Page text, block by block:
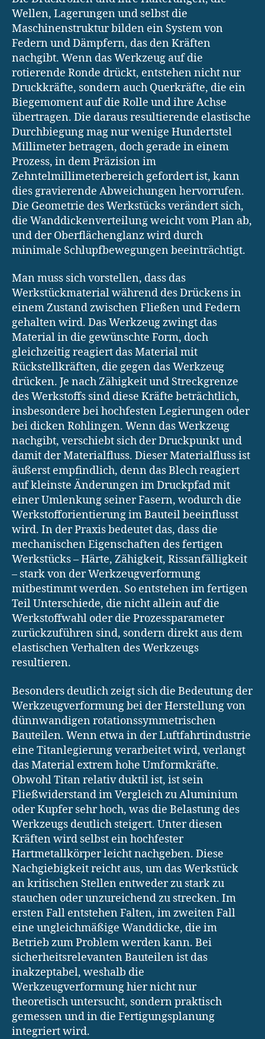
Wellen, Lagerungen und selbst die
Maschinenstruktur bilden ein System von
Federn und Dämpfern, das den Kräften
nachgibt. Wenn das Werkzeug auf die
rotierende Ronde drückt, entstehen nicht nur
Druckkräfte, sondern auch Querkräfte, die ein
Biegemoment auf die Rolle und ihre Achse
übertragen. Die daraus resultierende elastische
Durchbiegung mag nur wenige Hundertstel
Millimeter betragen, doch gerade in einem
Prozess, in dem Präzision im
Zehntelmillimeterbereich gefordert ist, kann
dies gravierende Abweichungen hervorrufen.
Die Geometrie des Werkstücks verändert sich,
die Wanddickenverteilung weicht vom Plan ab,
und der Oberflächenglanz wird durch
minimale Schlupfbewegungen beeinträchtigt.
Man muss sich vorstellen, dass das
Werkstückmaterial während des Drückens in
einem Zustand zwischen Fließen und Federn
gehalten wird. Das Werkzeug zwingt das
Material in die gewünschte Form, doch
gleichzeitig reagiert das Material mit
Rückstellkräften, die gegen das Werkzeug
drücken. Je nach Zähigkeit und Streckgrenze
des Werkstoffs sind diese Kräfte beträchtlich,
insbesondere bei hochfesten Legierungen oder
bei dicken Rohlingen. Wenn das Werkzeug
nachgibt, verschiebt sich der Druckpunkt und
damit der Materialfluss. Dieser Materialfluss ist
äußerst empfindlich, denn das Blech reagiert
auf kleinste Änderungen im Druckpfad mit
einer Umlenkung seiner Fasern, wodurch die
Werkstofforientierung im Bauteil beeinflusst
wird. In der Praxis bedeutet das, dass die
mechanischen Eigenschaften des fertigen
Werkstücks – Härte, Zähigkeit, Rissanfälligkeit
– stark von der Werkzeugverformung
mitbestimmt werden. So entstehen im fertigen
Teil Unterschiede, die nicht allein auf die
Werkstoffwahl oder die Prozessparameter
zurückzuführen sind, sondern direkt aus dem
elastischen Verhalten des Werkzeugs
resultieren.
Besonders deutlich zeigt sich die Bedeutung der
Werkzeugverformung bei der Herstellung von
dünnwandigen rotationssymmetrischen
Bauteilen. Wenn etwa in der Luftfahrtindustrie
eine Titanlegierung verarbeitet wird, verlangt
das Material extrem hohe Umformkräfte.
Obwohl Titan relativ duktil ist, ist sein
Fließwiderstand im Vergleich zu Aluminium
oder Kupfer sehr hoch, was die Belastung des
Werkzeugs deutlich steigert. Unter diesen
Kräften wird selbst ein hochfester
Hartmetallkörper leicht nachgeben. Diese
Nachgiebigkeit reicht aus, um das Werkstück
an kritischen Stellen entweder zu stark zu
stauchen oder unzureichend zu strecken. Im
ersten Fall entstehen Falten, im zweiten Fall
eine ungleichmäßige Wanddicke, die im
Betrieb zum Problem werden kann. Bei
sicherheitsrelevanten Bauteilen ist das
inakzeptabel, weshalb die
Werkzeugverformung hier nicht nur
theoretisch untersucht, sondern praktisch
gemessen und in die Fertigungsplanung
integriert wird.